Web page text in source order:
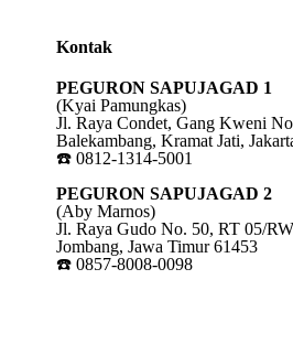
Kontak
PEGURON SAPUJAGAD 1
(Kyai Pamungkas)
Jl. Raya Condet, Gang Kweni
Balekambang, Kramat Jati,
☎️ 0812-1314-5001
PEGURON SAPUJAGAD 2
(Aby Marnos)
Jl. Raya Gudo No. 50, RT 05/
Jombang, Jawa Timur 61453
☎️ 0857-8008-0098